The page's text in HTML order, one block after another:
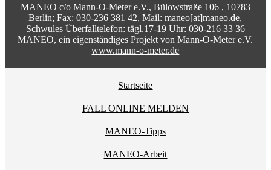
MANEO c/o Mann-O-Meter e.V., Bülowstraße 106 , 10783
Berlin; Fax: 030-236 381 42, Mail:maneo[at]maneo.de,
Schwules Überfalltelefon: tägl.17-19 Uhr: 030-216 33 36
MANEO, ein eigenständiges Projekt von Mann-O-Meter e.V.
www.mann-o-meter.de
Startseite
FALL ONLINE MELDEN
MANEO-Tipps
MANEO-Arbeit